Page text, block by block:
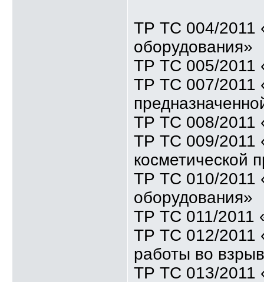
ТР ТС 004/2011
оборудования»
ТР ТС 005/2011
ТР ТС 007/2011
ТР ТС 008/2011
ТР ТС 009/2011
косметической
ТР ТС 010/2011
оборудования»
ТР ТС 011/2011
ТР ТС 012/2011
работы во
ТР ТС 013/2011